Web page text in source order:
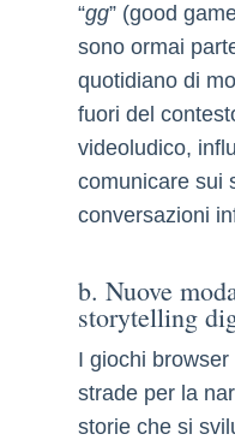
“gg” (good
sono ormai
quotidiano di
fuori del
videoludico,
comunicare sui
conversazioni
b. Nuove
storytelling
I giochi
strade per la
storie che si